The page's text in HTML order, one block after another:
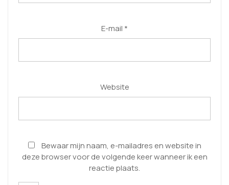
E-mail *
Website
Bewaar mijn naam, e-mailadres en website in
deze browser voor de volgende keer wanneer ik een
reactie plaats.